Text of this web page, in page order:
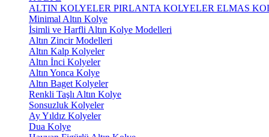
ALTIN KOLYELER PIRLANTA KOLYELER ELMAS
Minimal Altın Kolye
İsimli ve Harfli Altın Kolye Modelleri
Altın Zincir Modelleri
Altın Kalp Kolyeler
Altın İnci Kolyeler
Altın Yonca Kolye
Altın Baget Kolyeler
Renkli Taşlı Altın Kolye
Sonsuzluk Kolyeler
Ay Yıldız Kolyeler
Dua Kolye